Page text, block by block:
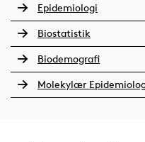
Epidemiologi
Biostatistik
Biodemografi
Molekylær